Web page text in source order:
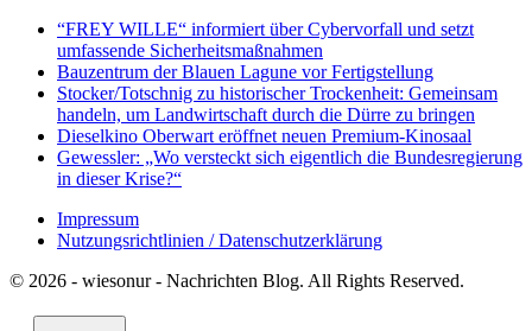
“FREY WILLE“ informiert über Cybervorfall und setzt
umfassende Sicherheitsmaßnahmen
Bauzentrum der Blauen Lagune vor Fertigstellung
Stocker/Totschnig zu historischer Trockenheit: Gemeinsam
handeln, um Landwirtschaft durch die Dürre zu bringen
Dieselkino Oberwart eröffnet neuen Premium-Kinosaal
Gewessler: „Wo versteckt sich eigentlich die Bundesregierung
in dieser Krise?“
Impressum
Nutzungsrichtlinien / Datenschutzerklärung
© 2026 - wiesonur - Nachrichten Blog. All Rights Reserved.